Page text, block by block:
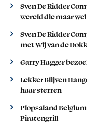
Sven De Ridder
wereld die maar
Sven De Ridder
met Wij van de
Garry Hagger
Lekker Blijven
haar sterren
Plopsaland
Piratengrill